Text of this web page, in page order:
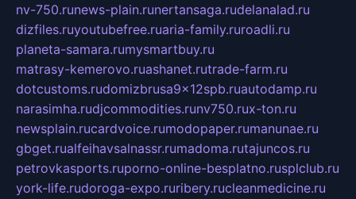
nv-750.runews-plain.runertansaga.rudelanalad.ru
dizfiles.ruyoutubefree.ruaria-family.ruroadli.ru
planeta-samara.rumysmartbuy.ru
matrasy-kemerovo.ruashanet.rutrade-farm.ru
dotcustoms.rudomizbrusa9x12spb.ruautodamp.ru
narasimha.rudjcommodities.runv750.rux-ton.ru
newsplain.rucardvoice.rumodopaper.rumanunae.ru
gbget.rualfeihavsalnassr.rumadoma.rutajuncos.ru
petrovkasports.ruporno-online-besplatno.rusplclub.ru
york-life.rudoroga-expo.ruribery.rucleanmedicine.ru